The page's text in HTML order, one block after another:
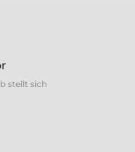
stellt sich